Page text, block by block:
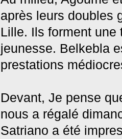
après leurs doubles
Lille. Ils forment une
jeunesse. Belkebla
prestations
Devant, Je pense
nous a régalé
Satriano a été